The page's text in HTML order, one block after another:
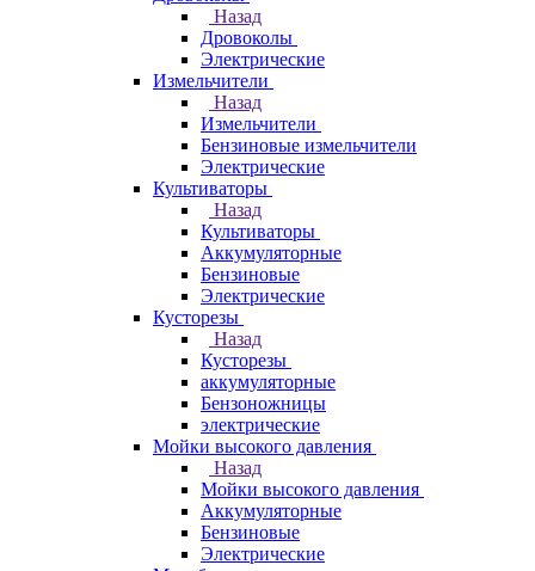
Назад
Дровоколы
Электрические
Измельчители
Назад
Измельчители
Бензиновые измельчители
Электрические
Культиваторы
Назад
Культиваторы
Аккумуляторные
Бензиновые
Электрические
Кусторезы
Назад
Кусторезы
аккумуляторные
Бензоножницы
электрические
Мойки высокого давления
Назад
Мойки высокого давления
Аккумуляторные
Бензиновые
Электрические